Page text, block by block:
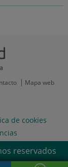
Mapa web
de cookies
reservados